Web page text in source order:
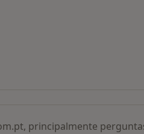
principalmente